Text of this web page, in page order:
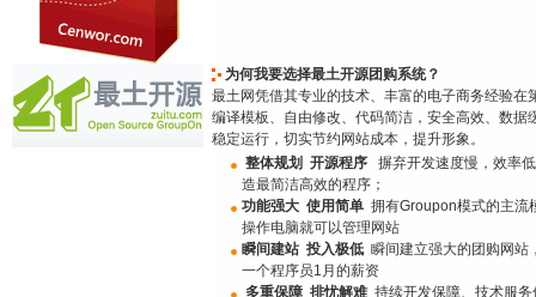
为何我要选择最土开源团购系统？
最土网凭借其专业的技术、丰富的电子商务经验
编译模板、自由修改、代码简洁，安全高效、数
稳定运行，切实节约网站成本，提升形象。
整体规划 开源程序摒弃开发速度慢，效率低
造最简洁高效的程序；
功能强大 使用简单拥有Groupon模式的主流
操作电脑就可以管理网站
瞬间建站 投入极低瞬间建立强大的团购网站
一个程序员1月的薪资
多重保障 排忧解难持续开发保障、技术服务